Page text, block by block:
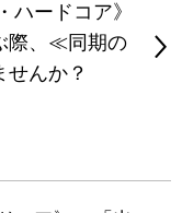
ハードコア》
際、≪同期の
んか？